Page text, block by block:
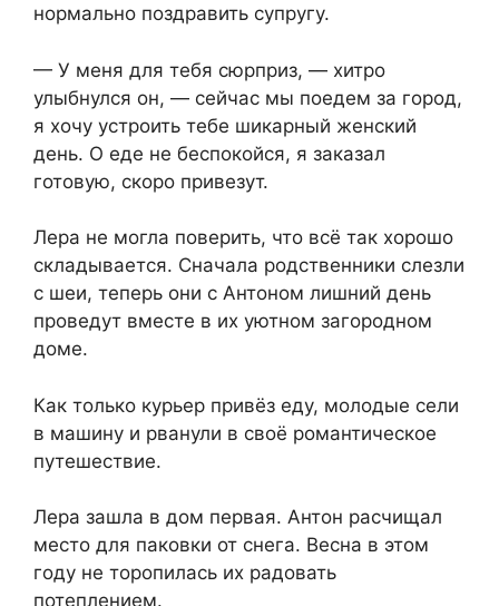
нормально поздравить супругу.
— У меня для тебя сюрприз, — хитро
улыбнулся он, — сейчас мы поедем за город,
я хочу устроить тебе шикарный женский
день. О еде не беспокойся, я заказал
готовую, скоро привезут.
Лера не могла поверить, что всё так хорошо
складывается. Сначала родственники слезли
с шеи, теперь они с Антоном лишний день
проведут вместе в их уютном загородном
доме.
Как только курьер привёз еду, молодые сели
в машину и рванули в своё романтическое
путешествие.
Лера зашла в дом первая. Антон расчищал
место для паковки от снега. Весна в этом
году не торопилась их радовать
потеплением.